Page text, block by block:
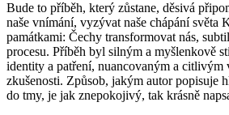
Bude to příběh, který zůstane, děsivá
naše vnímání, vyzývat naše chápání světa
památkami: Čechy transformovat nás,
procesu. Příběh byl silným a myšlenkově
identity a patření, nuancovaným a citlivým
zkušenosti. Způsob, jakým autor popisuje
do tmy, je jak znepokojivý, tak krásně